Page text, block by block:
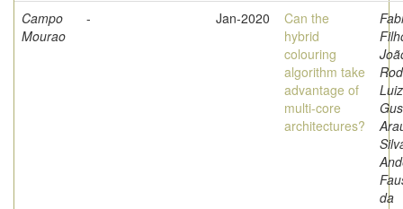
Campo
Mourao
- Jan-2020
Can the
hybrid
colouring
algorithm take
advantage of
multi-core
architectures?
Luiz
da